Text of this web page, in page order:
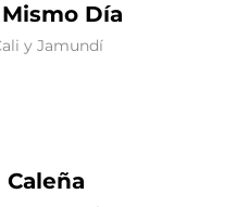
Día
y Jamundí